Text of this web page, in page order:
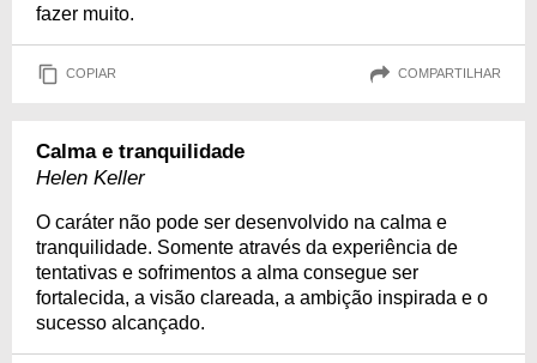
fazer muito.
COPIAR COMPARTILHAR
Calma e tranquilidade
Helen Keller
O caráter não pode ser desenvolvido na calma e
tranquilidade. Somente através da experiência de
tentativas e sofrimentos a alma consegue ser
fortalecida, a visão clareada, a ambição inspirada e o
sucesso alcançado.